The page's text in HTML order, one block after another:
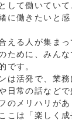
して働いてい
に働きたいと感
える人が集ま
ために、みん
です。
は活発で、業
日常の話などで
のメリハリがあ
こは「楽しく